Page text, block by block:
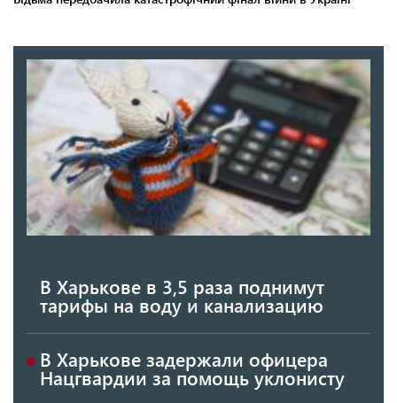
В Харькове в 3,5 раза поднимут
тарифы на воду и канализацию
В Харькове задержали офицера
Нацгвардии за помощь уклонисту